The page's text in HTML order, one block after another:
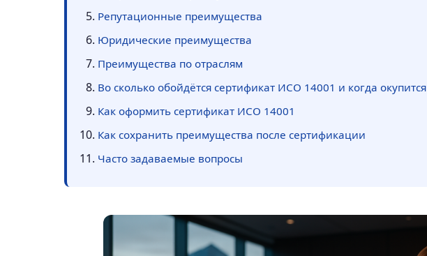
Репутационные преимущества
Юридические преимущества
Преимущества по отраслям
Во сколько обойдётся сертификат ИСО 14001 и когда окупится
Как оформить сертификат ИСО 14001
Как сохранить преимущества после сертификации
Часто задаваемые вопросы